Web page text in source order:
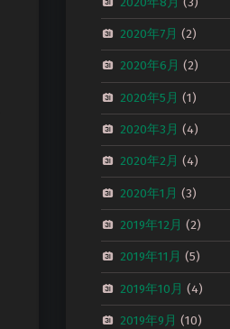
2020年7月 (2)
2020年6月 (2)
2020年5月 (1)
2020年3月 (4)
2020年2月 (4)
2020年1月 (3)
2019年12月 (2)
2019年11月 (5)
2019年10月 (4)
2019年9月 (10)